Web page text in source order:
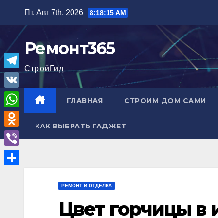
содержимому
Пт. Авг 7th, 2026 8:18:17 AM
Ремонт365
СтройГид
ГЛАВНАЯ СТРОИМ ДОМ САМИ
КАК ВЫБРАТЬ ГАДЖЕТ
РЕМОНТ И ОТДЕЛКА
Цвет горчицы в
T
e
l
e
g
r
V
K
W
h
a
O
d
n
V